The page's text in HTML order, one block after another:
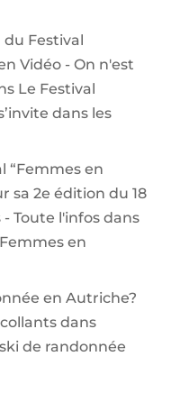
du Festival
Vidéo - On n'est
Le Festival
dans les
“Femmes en
sa 2e édition du 18
Toute l'infosdans
en
en Autriche?
dans
de randonnée